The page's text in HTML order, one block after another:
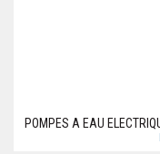
POMPES A EAU